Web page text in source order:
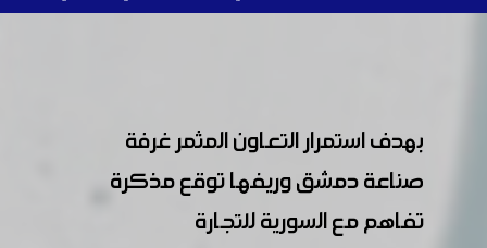
بهدف استمرار التعاون المثمر غرفة
صناعة دمشق وريفها توقع مذكرة
تفاهم مع السورية للتجارة